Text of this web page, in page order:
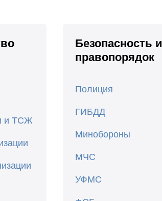
и ТСЖ
Безопасность и
правопорядок
Полиция
ГИБДД
Минобороны
МЧС
УФМС